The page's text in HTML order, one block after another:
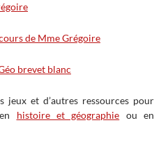
de Mme Grégoire
brevet blanc
jeux et d’autres ressources pour
histoire et géographie ou en